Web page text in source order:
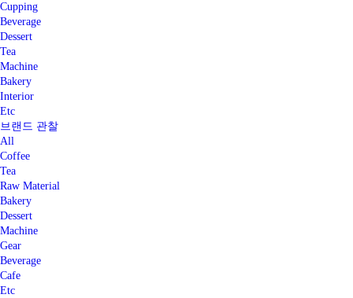
Cupping
Beverage
Dessert
Tea
Machine
Bakery
Interior
Etc
브랜드 관찰
All
Coffee
Tea
Raw Material
Bakery
Dessert
Machine
Gear
Beverage
Cafe
Etc